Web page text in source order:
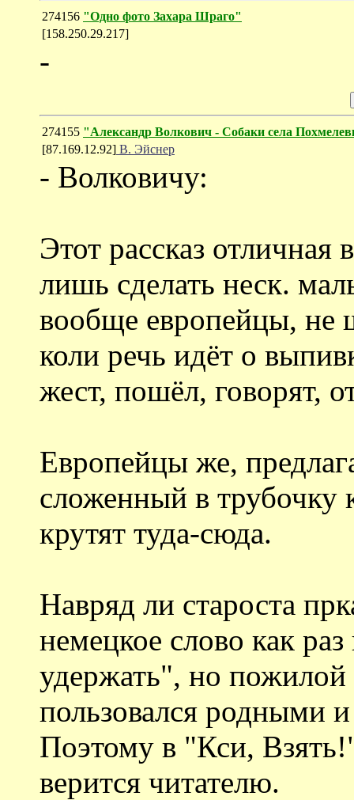
274156 "Одно фото Захара Шраго"
[158.250.29.217]
-
274155 "Александр Волкович - Собаки села
[87.169.12.92] В. Эйснер
- Волковичу:
Этот рассказ отличная
лишь сделать неск.
вообще европейцы, не
коли речь идёт о
жест, пошёл, говорят,
Европейцы же,
сложенный в трубочку
крутят туда-сюда.
Навряд ли староста
немецкое слово как раз
удержать", но пожилой
пользовался родными
Поэтому в "Кси,
верится читателю.